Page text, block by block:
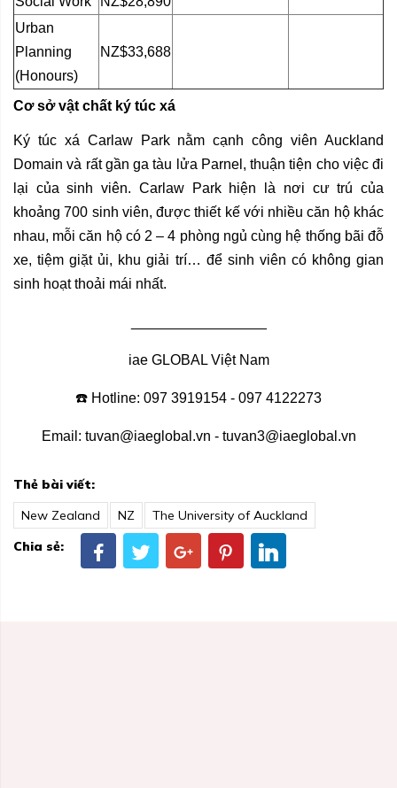
Urban
Planning
(Honours)
NZ$33,688
Cơ sở vật chất ký túc xá
Ký túc xá Carlaw Park nằm cạnh công viên Auckland
Domain và rất gần ga tàu lửa Parnel, thuận tiện cho việc đi
lại của sinh viên. Carlaw Park hiện là nơi cư trú của
khoảng 700 sinh viên, được thiết kế với nhiều căn hộ khác
nhau, mỗi căn hộ có 2 – 4 phòng ngủ cùng hệ thống bãi đỗ
xe, tiệm giặt ủi, khu giải trí… để sinh viên có không gian
sinh hoạt thoải mái nhất.
iae GLOBAL Việt Nam
☎️ Hotline: 097 3919154 - 097 4122273
Email: tuvan@iaeglobal.vn - tuvan3@iaeglobal.vn
Thẻ bài viết:
New Zealand
NZ
The University of Auckland
Chia sẻ: